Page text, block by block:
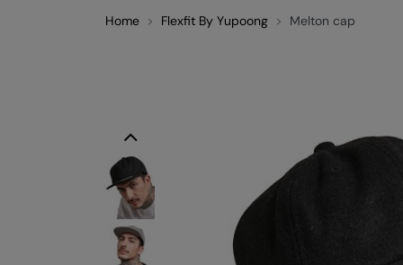
Home Flexfit By Yupoong Melton cap
Previous